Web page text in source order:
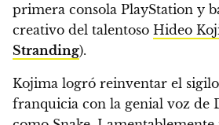
primera consola PlayStation y
creativo del talentoso Hideo
Stranding).
Kojima logró reinventar el
franquicia con la genial voz de